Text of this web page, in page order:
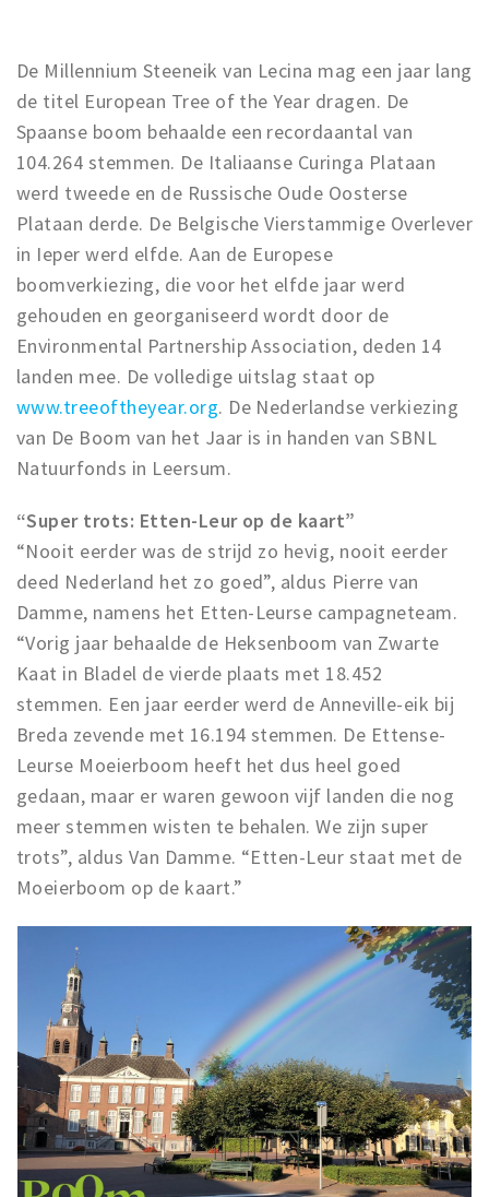
De Millennium Steeneik van Lecina mag een jaar lang
de titel European Tree of the Year dragen. De
Spaanse boom behaalde een recordaantal van
104.264 stemmen. De Italiaanse Curinga Plataan
werd tweede en de Russische Oude Oosterse
Plataan derde. De Belgische Vierstammige Overlever
in Ieper werd elfde. Aan de Europese
boomverkiezing, die voor het elfde jaar werd
gehouden en georganiseerd wordt door de
Environmental Partnership Association, deden 14
landen mee. De volledige uitslag staat op
www.treeoftheyear.org. De Nederlandse verkiezing
van De Boom van het Jaar is in handen van SBNL
Natuurfonds in Leersum.
“Super trots: Etten-Leur op de kaart”
“Nooit eerder was de strijd zo hevig, nooit eerder
deed Nederland het zo goed”, aldus Pierre van
Damme, namens het Etten-Leurse campagneteam.
“Vorig jaar behaalde de Heksenboom van Zwarte
Kaat in Bladel de vierde plaats met 18.452
stemmen. Een jaar eerder werd de Anneville-eik bij
Breda zevende met 16.194 stemmen. De Ettense-
Leurse Moeierboom heeft het dus heel goed
gedaan, maar er waren gewoon vijf landen die nog
meer stemmen wisten te behalen. We zijn super
trots”, aldus Van Damme. “Etten-Leur staat met de
Moeierboom op de kaart.”